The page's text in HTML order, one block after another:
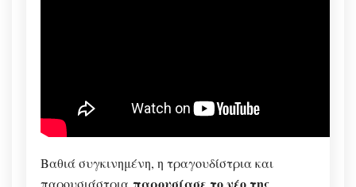
Βαθιά συγκινημένη, η τραγουδίστρια και
παρουσιάστρια